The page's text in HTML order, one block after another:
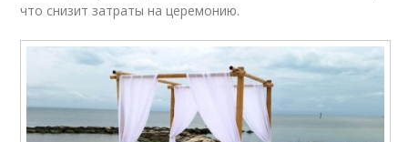
что снизит затраты на церемонию.